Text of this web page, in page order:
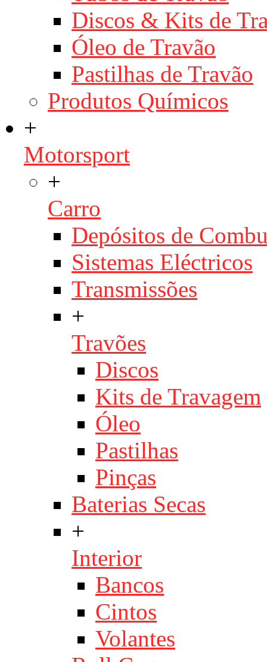
Discos & Kits de
Óleo de Travão
Pastilhas de Travão
Produtos Químicos
+
Motorsport
+
Carro
Depósitos de
Sistemas Eléctricos
Transmissões
+
Travões
Discos
Kits de Travagem
Óleo
Pastilhas
Pinças
Baterias Secas
+
Interior
Bancos
Cintos
Volantes